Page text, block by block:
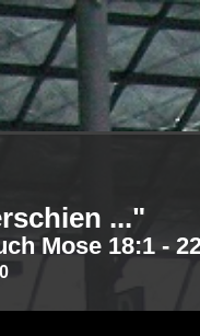
..."
Mose 18:1 -